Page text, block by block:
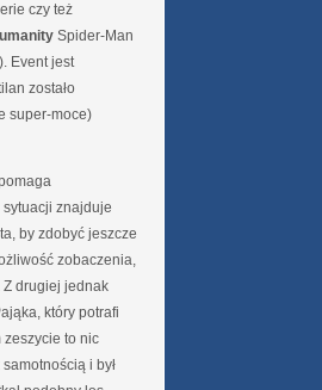
czy też
Spider-Man
). Event jest
zostało
super-moce)
sytuacji znajduje
by zdobyć jeszcze
zobaczenia,
Z drugiej jednak
który potrafi
zeszycie to nic
i był